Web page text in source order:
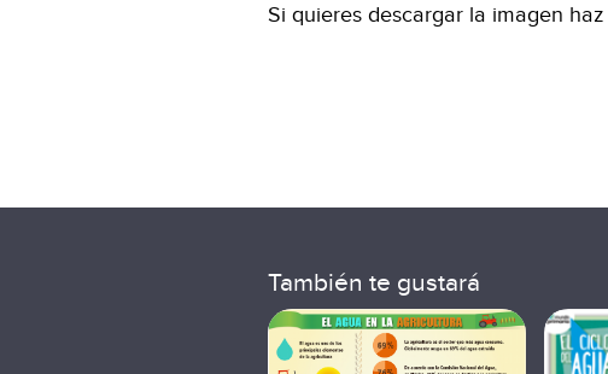
Si quieres descargar la imagen haz
También te gustará